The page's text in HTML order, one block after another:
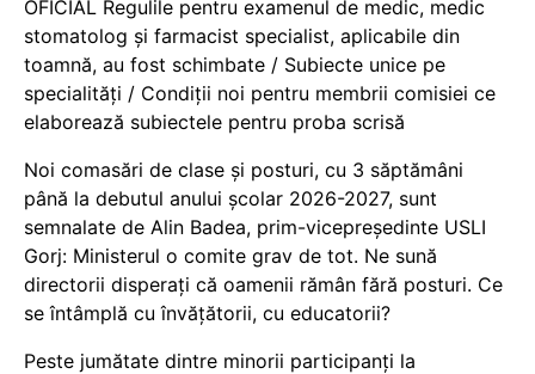
OFICIAL Regulile pentru examenul de medic, medic
stomatolog și farmacist specialist, aplicabile din
toamnă, au fost schimbate / Subiecte unice pe
specialități / Condiții noi pentru membrii comisiei ce
elaborează subiectele pentru proba scrisă
Noi comasări de clase și posturi, cu 3 săptămâni
până la debutul anului școlar 2026-2027, sunt
semnalate de Alin Badea, prim-vicepreședinte USLI
Gorj: Ministerul o comite grav de tot. Ne sună
directorii disperați că oamenii rămân fără posturi. Ce
se întâmplă cu învățătorii, cu educatorii?
Peste jumătate dintre minorii participanți la